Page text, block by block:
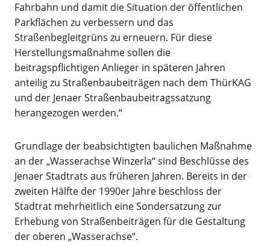
Fahrbahn und damit die Situation der öffentlichen
Parkflächen zu verbessern und das
Straßenbegleitgrüns zu erneuern. Für diese
Herstellungsmaßnahme sollen die
beitragspflichtigen Anlieger in späteren Jahren
anteilig zu Straßenbaubeiträgen nach dem ThürKAG
und der Jenaer Straßenbaubeitragssatzung
herangezogen werden.“
Grundlage der beabsichtigten baulichen Maßnahme
an der „Wasserachse Winzerla“ sind Beschlüsse des
Jenaer Stadtrats aus früheren Jahren. Bereits in der
zweiten Hälfte der 1990er Jahre beschloss der
Stadtrat mehrheitlich eine Sondersatzung zur
Erhebung von Straßenbeiträgen für die Gestaltung
der oberen „Wasserachse“.